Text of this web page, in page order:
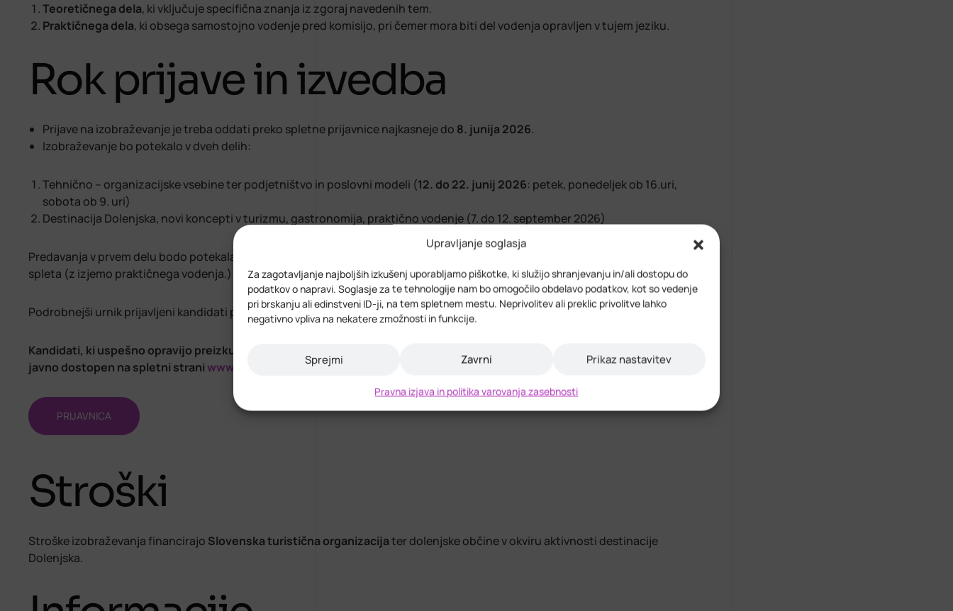
Upravljanje soglasja
Za zagotavljanje najboljših izkušenj uporabljamo piškotke, ki služijo shranjevanju in/ali dostopu do
podatkov o napravi. Soglasje za te tehnologije nam bo omogočilo obdelavo podatkov, kot so vedenje
pri brskanju ali edinstveni ID-ji, na tem spletnem mestu. Neprivolitev ali preklic privolitve lahko
negativno vpliva na nekatere zmožnosti in funkcije.
Sprejmi Zavrni Prikaz nastavitev
Pravna izjava in politika varovanja zasebnosti
Teoretičnega dela, ki vključuje specifična znanja iz zgoraj navedenih tem.
Praktičnega dela, ki obsega samostojno vodenje pred komisijo, pri čemer mora biti del vodenja opravljen v tujem jeziku.
Rok prijave in izvedba
Prijave na izobraževanje je treba oddati preko spletne prijavnice najkasneje do 8. junija 2026.
Izobraževanje bo potekalo v dveh delih:
Tehnično – organizacijske vsebine ter podjetništvo in poslovni modeli (12. do 22. junij 2026: petek, ponedeljek ob 16.uri,
sobota ob 9. uri)
Destinacija Dolenjska, novi koncepti v turizmu, gastronomija, praktično vodenje (7. do 12. september 2026)
Predavanja v prvem delu bodo potekala v živo na naslovu Podbreznik 15, Novo mesto. Drugi del bo potekal hibridno ali prek
spleta (z izjemo praktičnega vodenja.)
Podrobnejši urnik prijavljeni kandidati prejmejo po zaključenih prijavah.
Kandidati, ki uspešno opravijo preizkus, bodo vpisani v register turističnih vodnikov turističnega območja Dolenjska, ki je
javno dostopen na spletni strani www.visitdolenjska.eu.
PRIJAVNICA
Stroški
Stroške izobraževanja financirajo Slovenska turistična organizacijater dolenjske občine v okviru aktivnosti destinacije
Dolenjska.